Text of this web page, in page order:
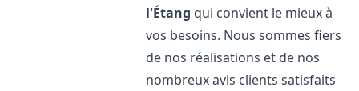
l'Étang qui convient le mieux à
vos besoins. Nous sommes fiers
de nos réalisations et de nos
nombreux avis clients satisfaits